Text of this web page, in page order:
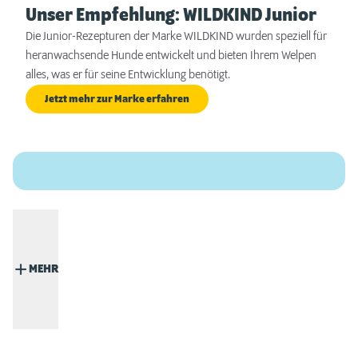
Unser Empfehlung: WILDKIND Junior
Die Junior-Rezepturen der Marke WILDKIND wurden speziell für
heranwachsende Hunde entwickelt und bieten Ihrem Welpen
alles, was er für seine Entwicklung benötigt.
Jetzt mehr zur Marke erfahren
MEHR